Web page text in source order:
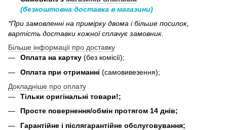
(безкоштовна доставка в магазини)
*При замовленні на примірку двома і більше посилок,
вартість доставки кожної сплачує замовник.
Більше інформації про доставку
Оплата на картку (без комісії);
Оплата при отриманні (самовивезення);
Докладніше про оплату
Тільки оригінальні товари!;
Просте повернення/обмін протягом 14 днів;
Гарантійне і післягарантійне обслуговування;